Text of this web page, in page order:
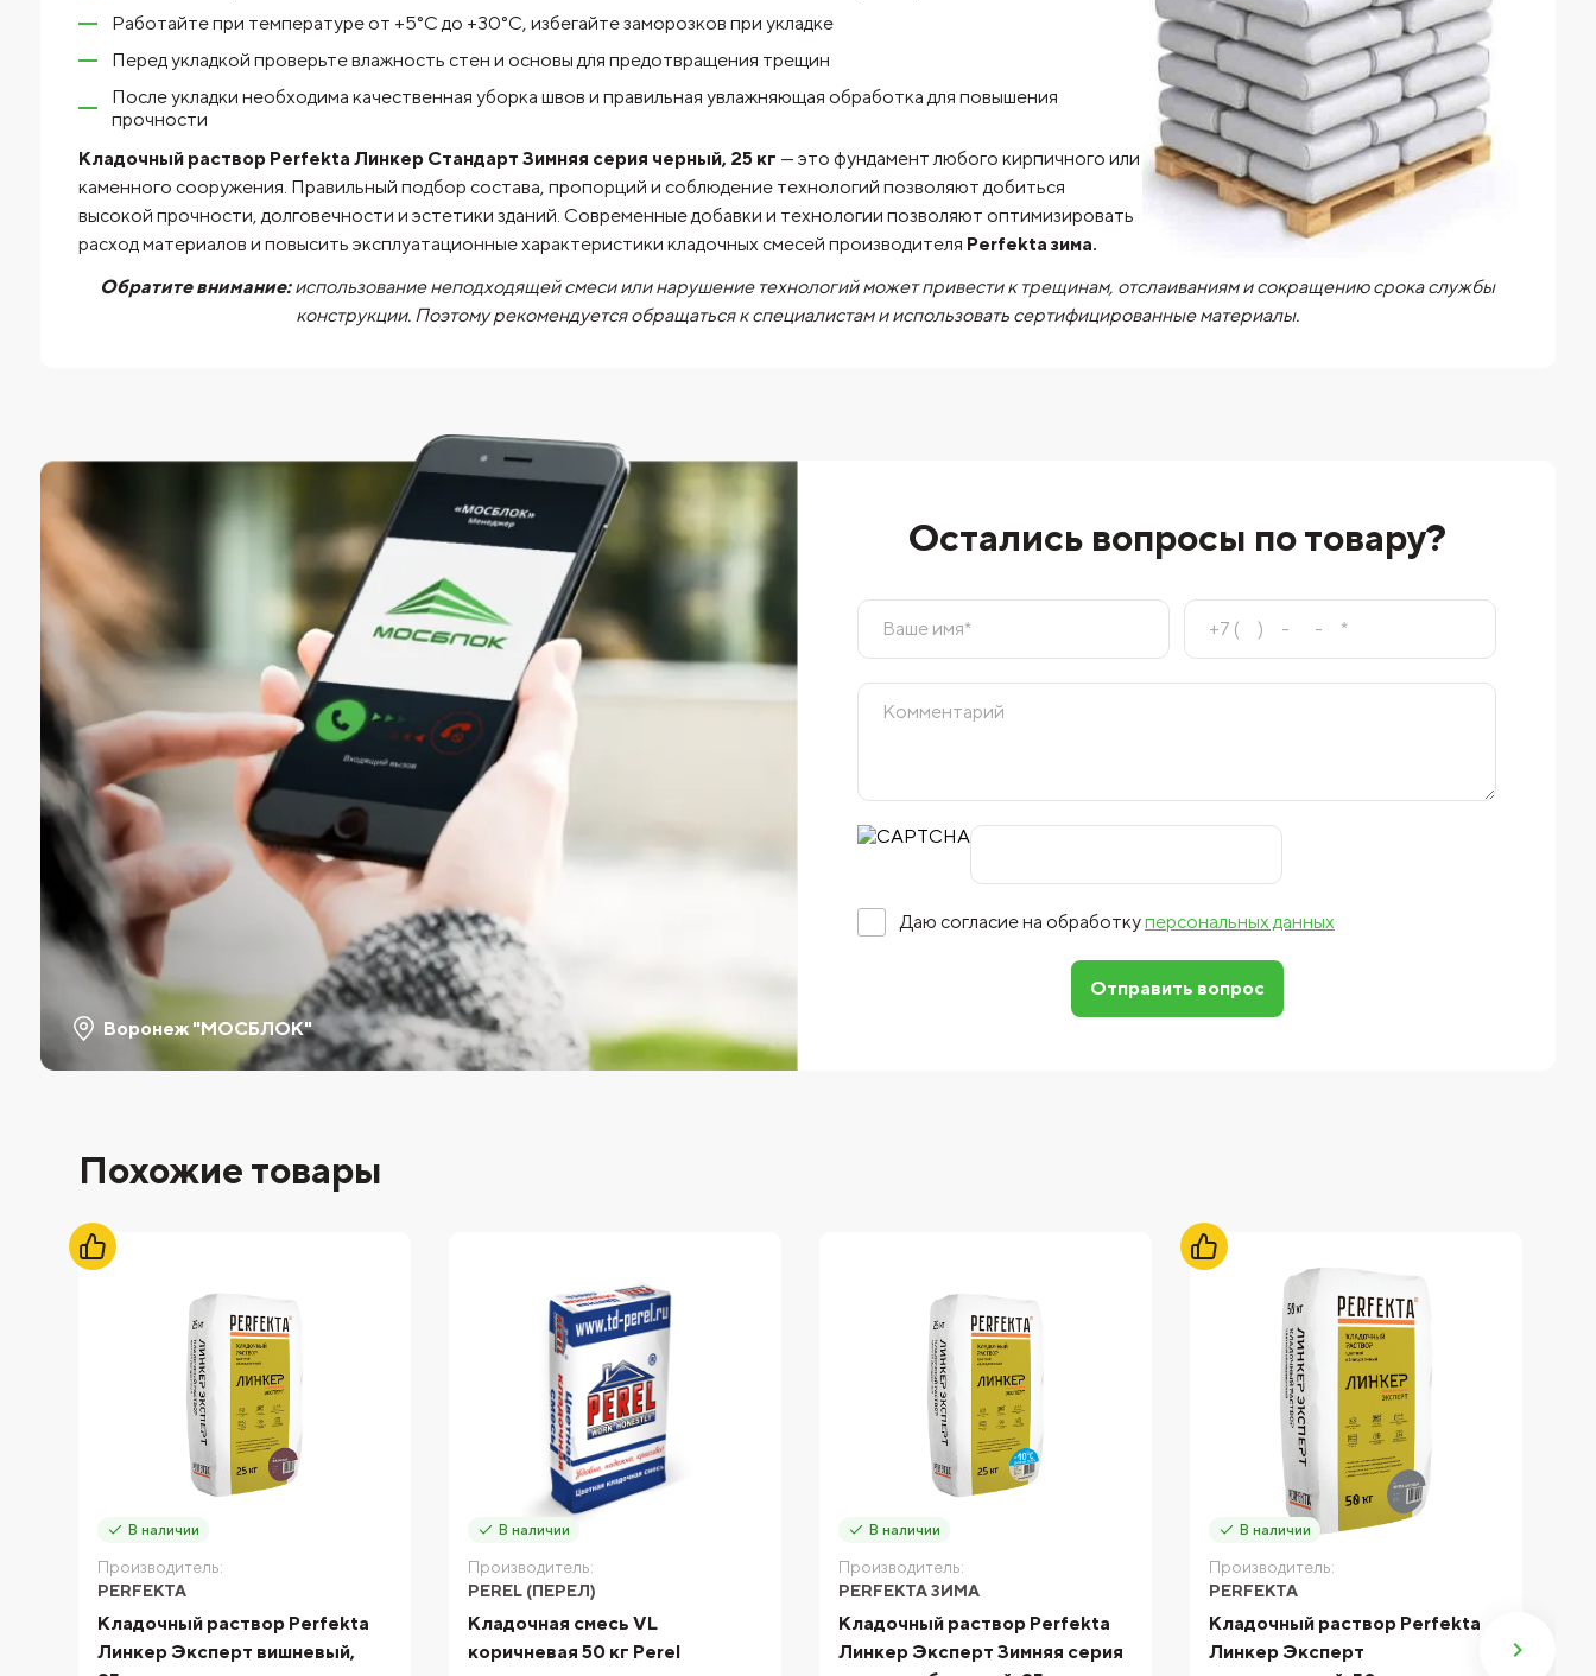
Работайте при температуре от +5°C до +30°C, избегайте заморозков при укладке
Перед укладкой проверьте влажность стен и основы для предотвращения трещин
После укладки необходима качественная уборка швов и правильная увлажняющая обработка для повышения
прочности
Кладочный раствор Perfekta Линкер Стандарт Зимняя серия черный, 25 кг — это фундамент любого кирпичного или
каменного сооружения. Правильный подбор состава, пропорций и соблюдение технологий позволяют добиться
высокой прочности, долговечности и эстетики зданий. Современные добавки и технологии позволяют оптимизировать
расход материалов и повысить эксплуатационные характеристики кладочных смесей производителя Perfekta зима.
Обратите внимание:использование неподходящей смеси или нарушение технологий может привести к трещинам, отслаиваниям и сокращению срока службы
конструкции. Поэтому рекомендуется обращаться к специалистам и использовать сертифицированные материалы.
Воронеж "МОСБЛОК"
Остались вопросы по товару?
Даю согласие на обработкуперсональных данных
Отправить вопрос
Похожие товары
В наличии
Производитель:
PERFEKTA
Кладочный раствор Perfekta
Линкер Эксперт вишневый,
В наличии
Производитель:
PEREL (ПЕРЕЛ)
Кладочная смесь VL
коричневая 50 кг Perel
В наличии
Производитель:
PERFEKTA ЗИМА
Кладочный раствор Perfekta
Линкер Эксперт Зимняя серия
В наличии
Производитель:
PERFEKTA
Кладочный раствор Perfekta
Линкер Эксперт